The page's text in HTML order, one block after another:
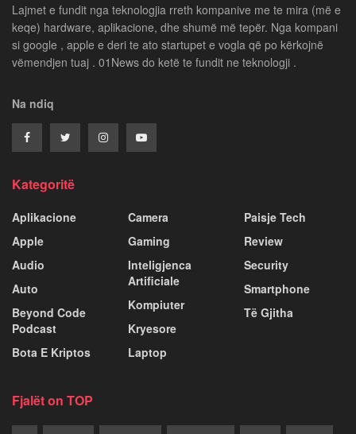
Lajmet e fundit nga teknologjia rreth kompanive me te mira (më e
keqe) hardware, aplikacione, dhe shumë më tepër. Nga kompani
si google , apple e deri te ato startupet e vogla që po kërkojnë
vëmendjen tuaj . 01News do ketë te fundit ne teknologji .
Na ndiq
Kategoritë
Aplikacione
Apple
Audio
Auto
Beyond Code
Podcast
Bota E Kriptos
Camera
Gaming
Inteligjenca
Artificiale
Kompiuter
Kryesore
Laptop
Paisje Tech
Review
Security
Smartphone
Të Gjitha
Fjalët on TOP